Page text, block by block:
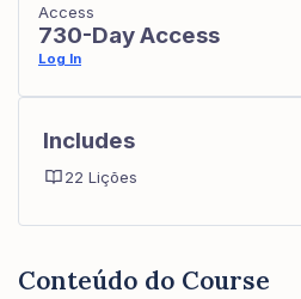
Conteúdo do Course
Access
730-Day Access
Log In
Includes
22 Lições